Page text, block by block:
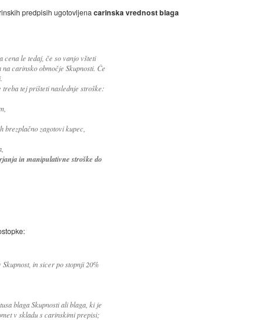
predpisih ugotovljenacarinska vrednost blaga
cena le tedaj, če so vanjo všteti
carinsko območje Skupnosti. Če
tej prišteti naslednje stroške:
brezplačno zagotovi kupec,
in manipulativne stroške do
in sicer po stopnji 20%
blaga Skupnosti ali blaga, ki je
v skladu s carinskimi prepisi;